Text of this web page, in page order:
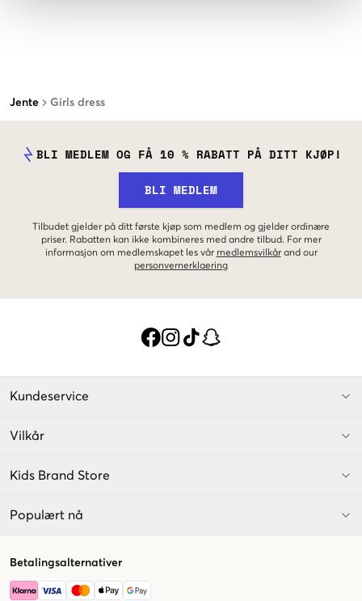
Jente Girls dress
BLI MEDLEM OG FÅ 10 % RABATT PÅ DITT KJØP!
BLI MEDLEM
Tilbudet gjelder på ditt første kjøp som medlem og gjelder ordinære
priser. Rabatten kan ikke kombineres med andre tilbud. For mer
informasjon om medlemskapet les vår medlemsvilkår and our
personvernerklaering
Kundeservice
Vilkår
Kids Brand Store
Populært nå
Betalingsalternativer